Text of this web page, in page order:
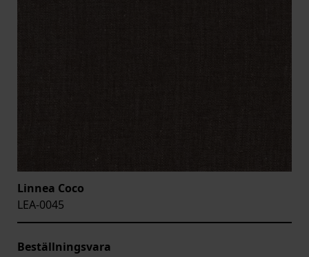
Linnea Coco
LEA-0045
Beställningsvara